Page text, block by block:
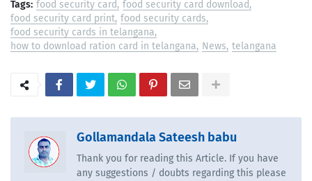
Tags: food security card food security card download
food security card print food security cards
food security cards in telangana
how to download ration card in telangana News telangana
Gollamandala Sateesh babu
Thank you for reading this Article. If you have
any suggestions / doubts regarding this please